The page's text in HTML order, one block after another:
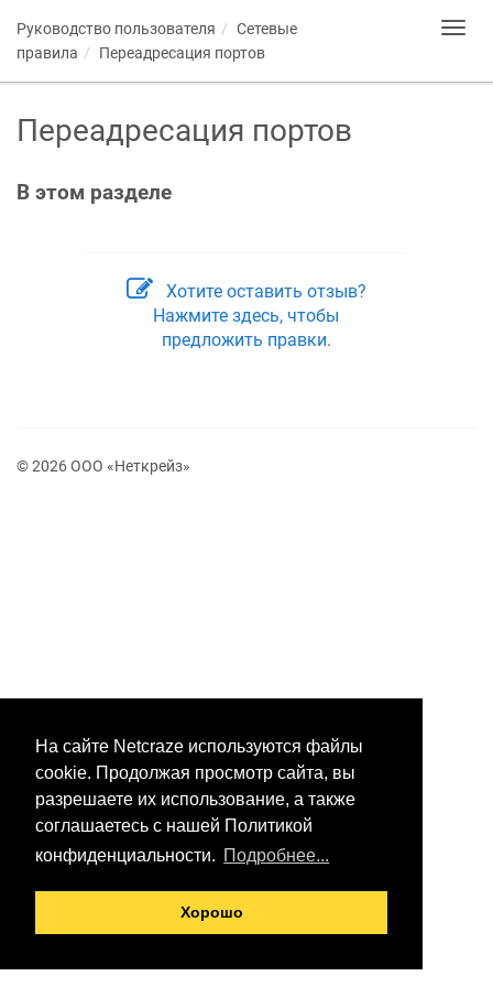
На сайте Netcraze используются файлы
cookie. Продолжая просмотр сайта, вы
разрешаете их использование, а также
соглашаетесь с нашей Политикой
конфиденциальности. Подробнее...
Хорошо
Руководство пользователя
Сетевые
правила
Переадресация портов
Переадресация портов
В этом разделе
Хотите оставить отзыв?
Нажмите здесь, чтобы
предложить правки.
© 2026 ООО «Неткрейз»